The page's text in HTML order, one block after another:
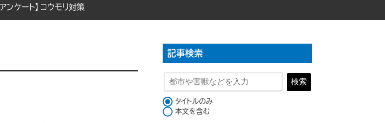
single.phpon line17
ンケート】コウモリ対策
記事検索
検索
検索対象
タイトルのみ
本文を含む